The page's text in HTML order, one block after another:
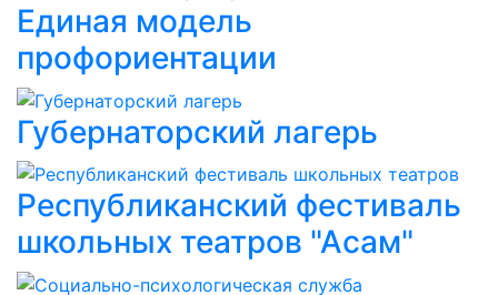
Единая модель
профориентации
Губернаторский лагерь
Республиканский фестиваль
школьных театров "Асам"